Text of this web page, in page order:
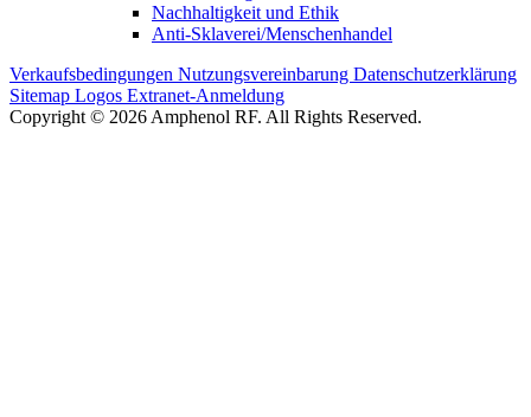
Nachhaltigkeit und Ethik
Anti-Sklaverei/Menschenhandel
Verkaufsbedingungen Nutzungsvereinbarung Datenschutzerklärung
Sitemap Logos Extranet-Anmeldung
Copyright © 2026 Amphenol RF. All Rights Reserved.